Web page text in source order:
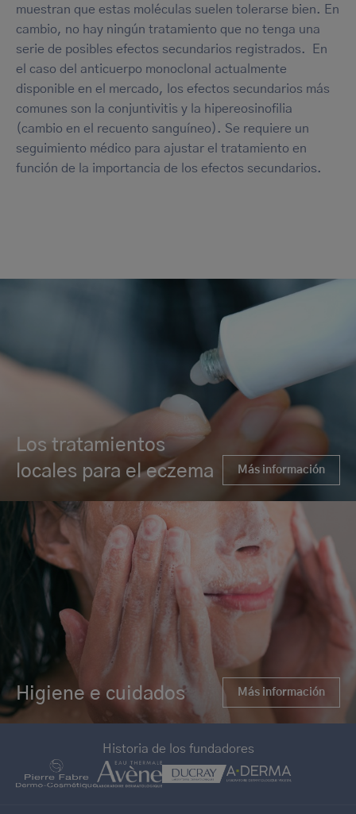
muestran que estas moléculas suelen tolerarse bien. En
cambio, no hay ningún tratamiento que no tenga una
serie de posibles efectos secundarios registrados. En
el caso del anticuerpo monoclonal actualmente
disponible en el mercado, los efectos secundarios más
comunes son la conjuntivitis y la hipereosinofilia
(cambio en el recuento sanguíneo). Se requiere un
seguimiento médico para ajustar el tratamiento en
función de la importancia de los efectos secundarios.
Los tratamientos
locales para el eczema
Más información
Higiene e cuidados Más información
Historia de los fundadores